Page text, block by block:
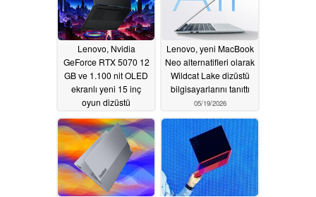
Lenovo, Nvidia
GeForce RTX 5070 12
GB ve 1.100 nit OLED
ekranlı yeni 15 inç
oyun dizüstü
bilgisayarını dünya
çapında piyasaya
sürdü05/20/2026
Lenovo, yeni MacBook
Neo alternatifleri olarak
Wildcat Lake dizüstü
bilgisayarlarını tanıttı
05/19/2026